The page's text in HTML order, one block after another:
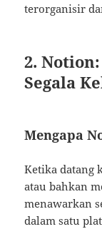
terorganisir
2.
Segala
Mengapa
Ketika datang
atau bahkan
menawarkan
dalam satu